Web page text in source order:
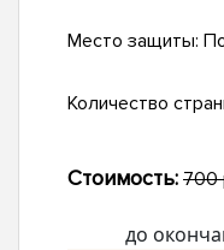
Место защиты:
Количество
Стоимость: 700
до